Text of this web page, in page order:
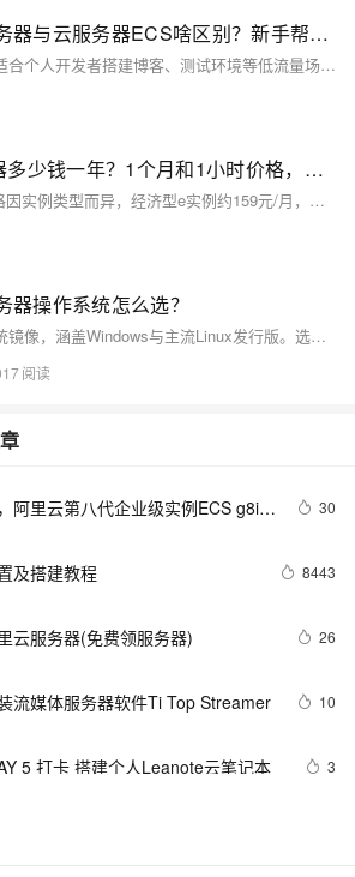
阿里云轻量应用服务器与云服务器ECS啥区别？新手帮助教程
阿里云轻量应用服务器适合个人开发者搭建博客、测试环境等低流量场景，操作简单、成本低；ECS适用于企业级高负载业务，功能强大、灵活可扩展。二者在性能、网络、镜像及运维管理上差异显著，用户应根据实际需求选择。
阿里云4核8g服务器多少钱一年？1个月和1小时价格，省钱购买方法分享
阿里云4核8G服务器价格因实例类型而异，经济型e实例约159元/月，计算型c9i约371元/月，按小时计费最低0.45元。实际购买享折扣，1年最高可省至1578元，附主流ECS实例及CPU型号参考。
器操作系统怎么选？
阿里云提供丰富操作系统镜像，涵盖Windows与主流Linux发行版。选型需综合技术兼容性、运维成本、安全稳定等因素。推荐Alibaba Cloud Linux、Ubuntu等用于Web与容器场景，Windows Server支撑.NET应用。建议优先选用LTS版本并进行测试验证，通过标准化镜像管理提升部署效率与一致性。
阿里云第八代企业级实例ECS g8i正
30
及搭建教程 8443
云服务器(免费领服务器) 26
流媒体服务器软件Ti Top Streamer 10
5 打卡 搭建个人Leanote云笔记本 3
IIS安全漏洞 入侵大学服务器